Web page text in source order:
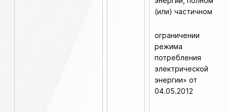
(или) частичном
ограничении
режима
потребления
электрической
энергии» от
04.05.2012